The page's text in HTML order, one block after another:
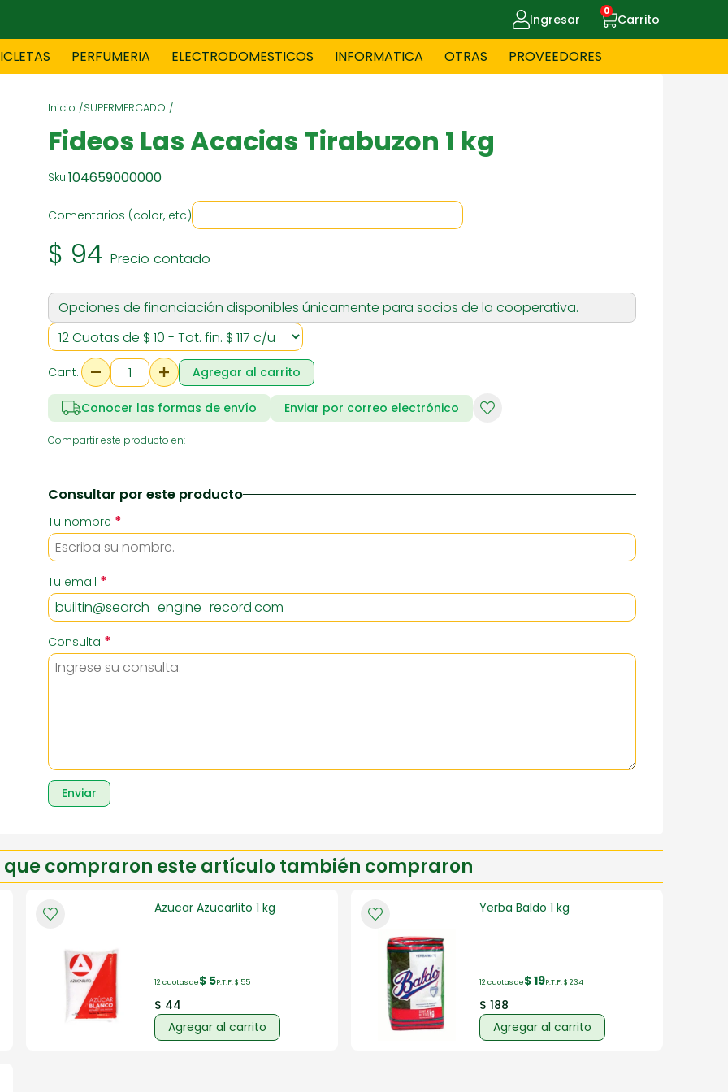
Ingresar Carrito
0
PERFUMERIA ELECTRODOMESTICOS INFORMATICA OTRAS
BLANCO BOUTIQUE MASCOTAS
ELECTRODOMESTICOS FITNESS
MUEBLERIA
SUPERMERCADO ZAPATERIA DE DAMAS
PROVEEDORES
Inicio /SUPERMERCADO /
Fideos Las Acacias Tirabuzon 1 kg
Sku:104659000000
Comentarios (color, etc)
$ 94 Precio contado
Opciones de financiación disponibles únicamente para socios de la cooperativa.
Cant.: Agregar al carrito
Conocer las formas de envío Enviar por correo electrónico
Compartir este producto en:
Consultar por este producto
Tu nombre *
Tu email *
Consulta *
Enviar
que compraron este artículo también compraron
Azucar Azucarlito 1 kg
12 cuotas de$ 5P.T.F. $ 55
$ 44
Agregar al carrito
Yerba Baldo 1 kg
12 cuotas de$ 19P.T.F. $ 234
$ 188
Agregar al carrito